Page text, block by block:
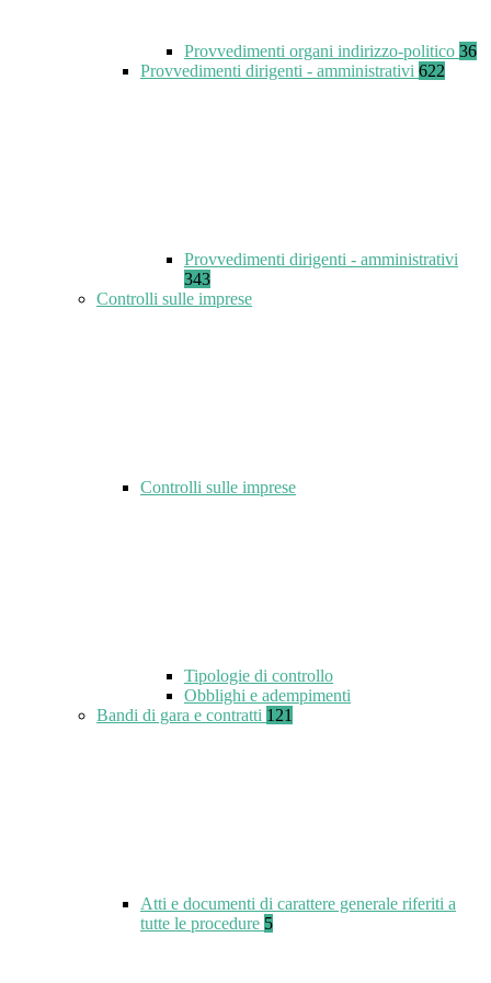
Provvedimenti organi indirizzo-politico 36
Provvedimenti dirigenti - amministrativi 622
Provvedimenti dirigenti - amministrativi
343
Controlli sulle imprese
Controlli sulle imprese
Tipologie di controllo
Obblighi e adempimenti
Bandi di gara e contratti 121
Atti e documenti di carattere generale riferiti a
tutte le procedure 5